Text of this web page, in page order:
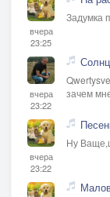
вчера
23:25
Задумка
вчера
23:22
зачем
вчера
23:22
Ну